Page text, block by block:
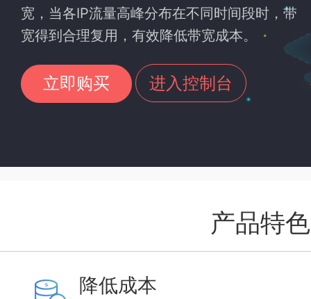
宽，当各IP流量高峰分布在不同时间段时，带
宽得到合理复用，有效降低带宽成本。
立即购买 进入控制台
产品特色
降低成本